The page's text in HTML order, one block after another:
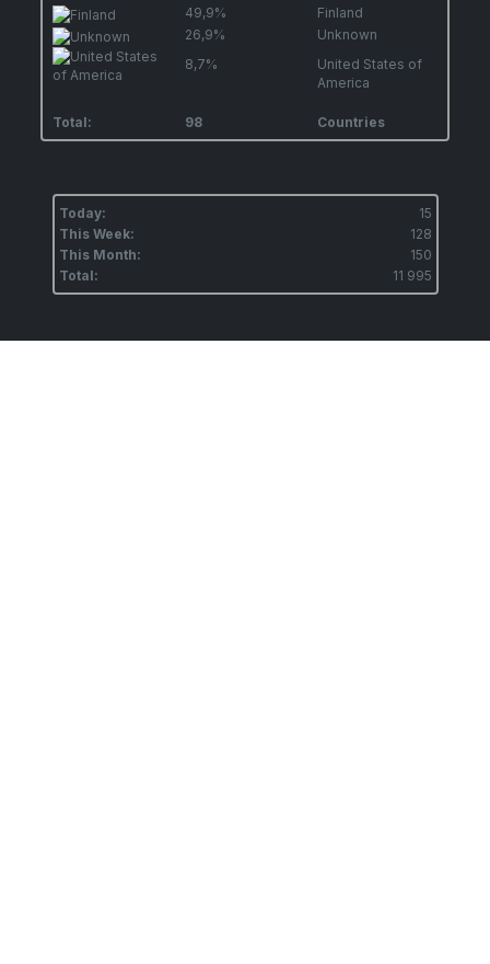
49,9%
Finland
26,9%
Unknown
8,7%
United States of
America
Total: 98 Countries
Today:
15
This Week:
128
This Month:
150
Total:
11 995